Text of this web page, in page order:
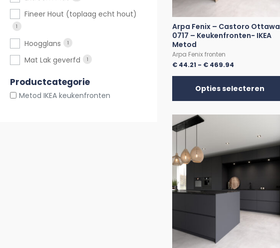
Fineer Hout (toplaag echt hout)
1
Hoogglans 1
Mat Lak geverfd 1
Productcategorie
Metod IKEA keukenfronten
Arpa Fenix – Castoro Ottawa
0717 – Keukenfronten- IKEA
Metod
Arpa Fenix fronten
€ 44.21 - € 469.94
Opties selecteren